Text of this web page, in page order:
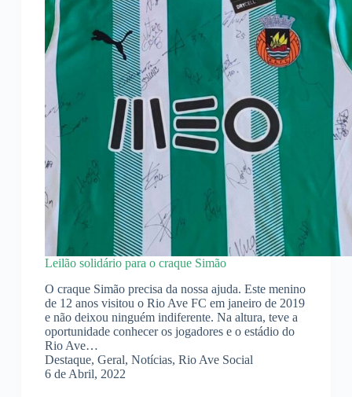
Leilão solidário para o craque Simão
O craque Simão precisa da nossa ajuda. Este menino
de 12 anos visitou o Rio Ave FC em janeiro de 2019
e não deixou ninguém indiferente. Na altura, teve a
oportunidade conhecer os jogadores e o estádio do
Rio Ave…
Destaque, Geral, Notícias, Rio Ave Social
6 de Abril, 2022